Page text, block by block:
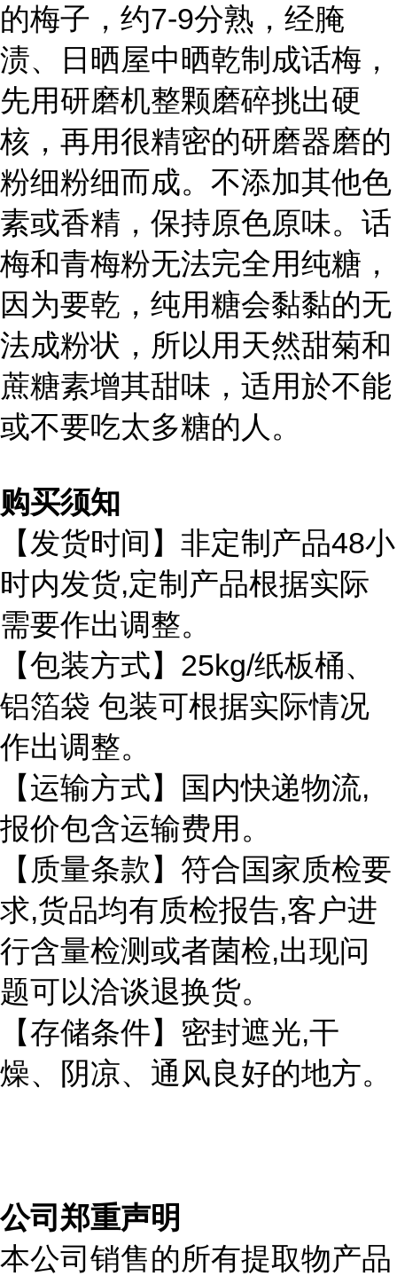
的梅子，约7-9分熟，经腌
渍、日晒屋中晒乾制成话梅，
先用研磨机整颗磨碎挑出硬
核，再用很精密的研磨器磨的
粉细粉细而成。不添加其他色
素或香精，保持原色原味。话
梅和青梅粉无法完全用纯糖，
因为要乾，纯用糖会黏黏的无
法成粉状，所以用天然甜菊和
蔗糖素增其甜味，适用於不能
或不要吃太多糖的人。
购买须知
【发货时间】非定制产品48小
时内发货,定制产品根据实际
需要作出调整。
【包装方式】 25kg/纸板桶、
铝箔袋 包装可根据实际情况
作出调整。
【运输方式】国内快递物流,
报价包含运输费用。
【质量条款】符合国家质检要
求,货品均有质检报告,客户进
行含量检测或者菌检,出现问
题可以洽谈退换货。
【存储条件】密封遮光,干
燥、阴凉、通风良好的地方。
公司郑重声明
本公司销售的所有提取物产品